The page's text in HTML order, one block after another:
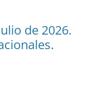
de 2026.